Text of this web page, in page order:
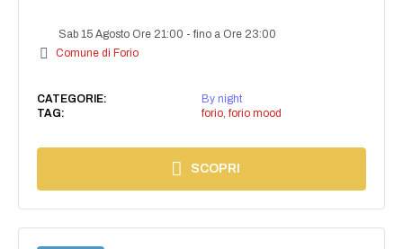
Sab 15 Agosto Ore 21:00 -fino a Ore 23:00
Comune di Forio
CATEGORIE:
By night
TAG:
forio, forio mood
SCOPRI